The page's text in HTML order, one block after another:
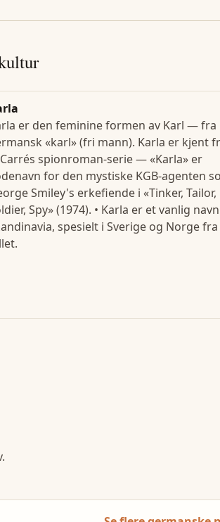
er den feminine formen av Karl — fra
«karl» (fri mann). Karla er kjent
spionroman-serie — «Karla» er
for den mystiske KGB-agenten
Smiley's erkefiende i «Tinker, Tailor,
Spy» (1974). • Karla er et vanlig
spesielt i Sverige og Norge fra